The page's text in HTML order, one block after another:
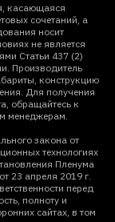
касающаяся
сочетаний, а
носит
не является
Статьи 437 (2)
Производитель
конструкцию
Для получения
обращайтесь к
менеджерам.
закона от
технологиях
Пленума
23 апреля 2019 г.
перед
полноту и
сайтах, в том